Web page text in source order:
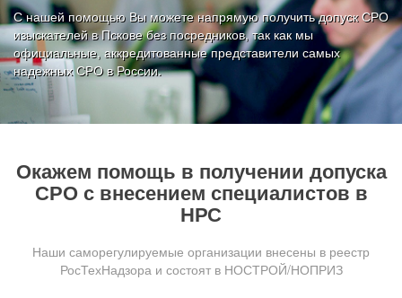
С нашей помощью Вы можете напрямую получить допуск СРО
изыскателей в Пскове без посредников, так как мы
официальные, аккредитованные представители самых
надежных СРО в России.
Окажем помощь в получении допуска
СРО с внесением специалистов в
НРС
Наши саморегулируемые организации внесены в реестр
РосТехНадзора и состоят в НОСТРОЙ/НОПРИЗ